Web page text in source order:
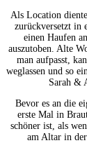
Als Location
zurückversetzt in
einen Haufen
auszutoben. Alte
man aufpasst,
weglassen und so
Sarah &
Bevor es an die
erste Mal in
schöner ist, als
am Altar in